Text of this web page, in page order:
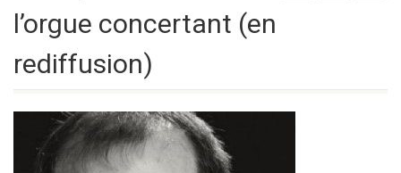
l’orgue concertant (en
rediffusion)